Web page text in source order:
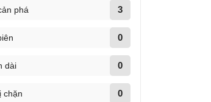
phá 3
0
dài 0
chặn 0